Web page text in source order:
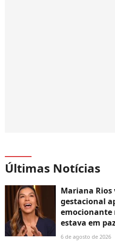
Últimas Notícias
Mariana Rios
gestacional
emocionante
estava em
6 de agosto de 2026